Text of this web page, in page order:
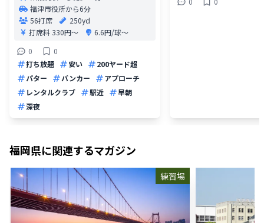
福津市役所から6分
56打席
250yd
打席料330円〜
6.6円/球〜
0
0
打ち放題
安い
200ヤード超
パター
バンカー
アプローチ
レンタルクラブ
駅近
早朝
深夜
福岡県に関連するマガジン
練習場